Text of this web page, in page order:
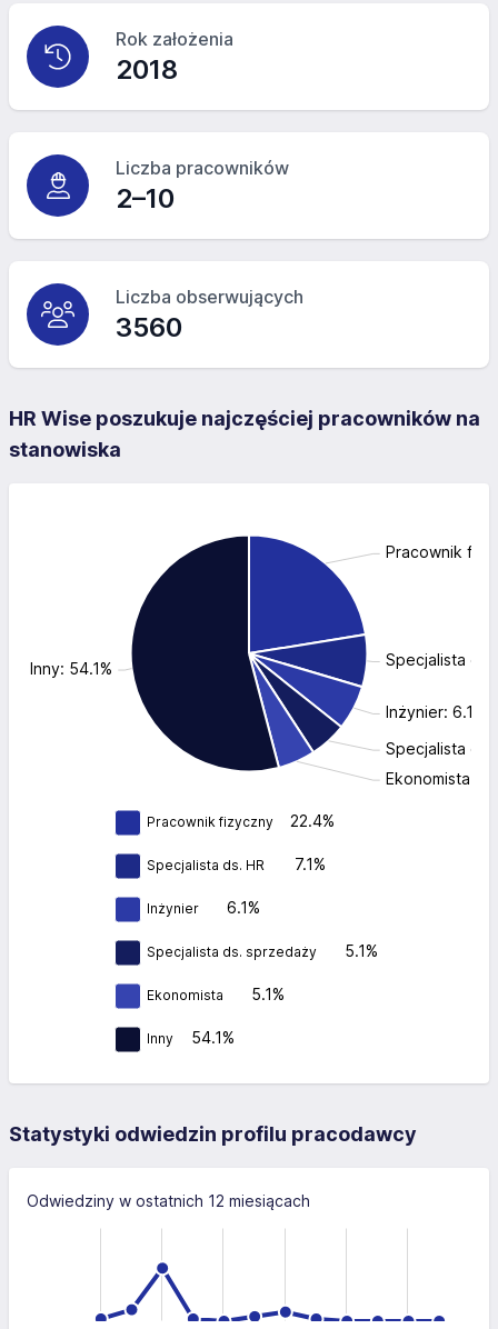
Rok założenia
2018
Liczba pracowników
2–10
Liczba obserwujących
3560
HR Wise poszukuje najczęściej pracowników na
stanowiska
Pracownik
Specjalista ds.
Inżynier: 6.1%
Specjalista ds.
Ekonomista:
Inny: 54.1%
Pracownik fizyczny 22.4%
Specjalista ds. HR 7.1%
Inżynier 6.1%
Specjalista ds. sprzedaży 5.1%
Ekonomista 5.1%
Inny 54.1%
Statystyki odwiedzin profilu pracodawcy
Odwiedziny w ostatnich 12 miesiącach